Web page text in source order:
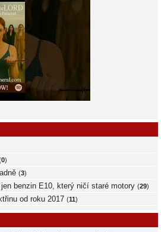
0)
(3)
benzin E10, který ničí staré motory (29)
od roku 2017 (11)